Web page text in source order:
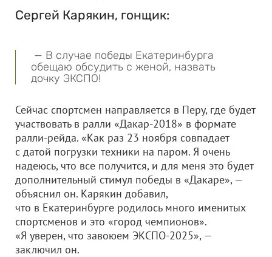
Сергей Карякин, гонщик:
— В случае победы Екатеринбурга
обещаю обсудить с женой, назвать
дочку ЭКСПО!
Сейчас спортсмен направляется в Перу, где будет
участвовать в ралли «Дакар-2018» в формате
ралли-рейда. «Как раз 23 ноября совпадает
с датой погрузки техники на паром. Я очень
надеюсь, что все получится, и для меня это будет
дополнительный стимул победы в «Дакаре», —
объяснил он. Карякин добавил,
что в Екатеринбурге родилось много именитых
спортсменов и это «город чемпионов».
«Я уверен, что завоюем ЭКСПО-2025», —
заключил он.